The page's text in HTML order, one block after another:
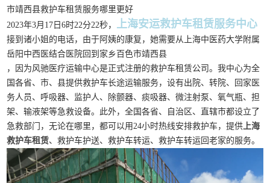
市靖西县救护车租赁服务哪里更好
2023年3月17日6时22分22秒， 上海安运救护车租赁服务中心
接到诸小姐的电话，由于阿姨的康复，她需要从上海中医药大学附属
岳阳中西医结合医院回到家乡百色市靖西县
，因为风驰医疗运输中心是正式注册的救护车租赁公司。我中心为全
国各省、市、县提供救护车长途运输服务，设有出院、转院、回家医
务人员、呼吸器、监护人、除颤器、痰吸器、微注射泵、氧气瓶、担
架、输液架等急救设备。此外，全国各省、自治区、直辖市都设立了
急救部门，无论在哪里，都可以用24小时热线安排救护车，提供上海
救护车租赁、救护车护送、救护车转运、救护车转运回老家的服务。